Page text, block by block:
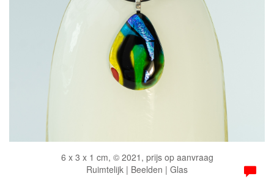
6 x 3 x 1 cm, © 2021, prijs op aanvraag
Ruimtelijk | Beelden | Glas